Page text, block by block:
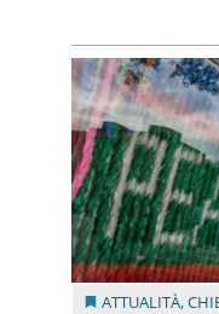
ATTUALITÀ,